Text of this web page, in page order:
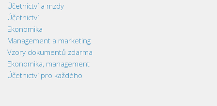
Účetnictví a mzdy
Účetnictví
Ekonomika
Management a marketing
Vzory dokumentů zdarma
Ekonomika, management
Účetnictví pro každého